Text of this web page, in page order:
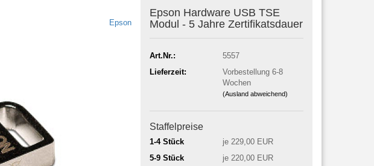
Epson
Epson Hard­ware USB TSE
Modul - 5 Jahre Zer­ti­fi­kats­dau­er
Art.Nr.:
5557
Lieferzeit:
Vorbestellung 6-8
Wochen
(Ausland abweichend)
Staffelpreise
1-4 Stück
je 229,00 EUR
5-9 Stück
je 220,00 EUR